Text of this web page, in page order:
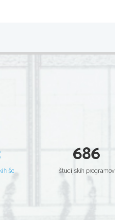
Ukrajine in Poljske.
ukvarjajo se s poljedeljstvom in
so njihova nižja božanstva,
šol
686
študijskih programov